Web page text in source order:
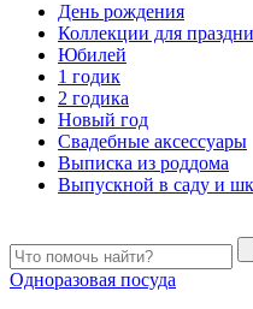
День рождения
Коллекции для
Юбилей
1 годик
2 годика
Новый год
Свадебные аксессуары
Выписка из роддома
Выпускной в саду и
Одноразовая посуда